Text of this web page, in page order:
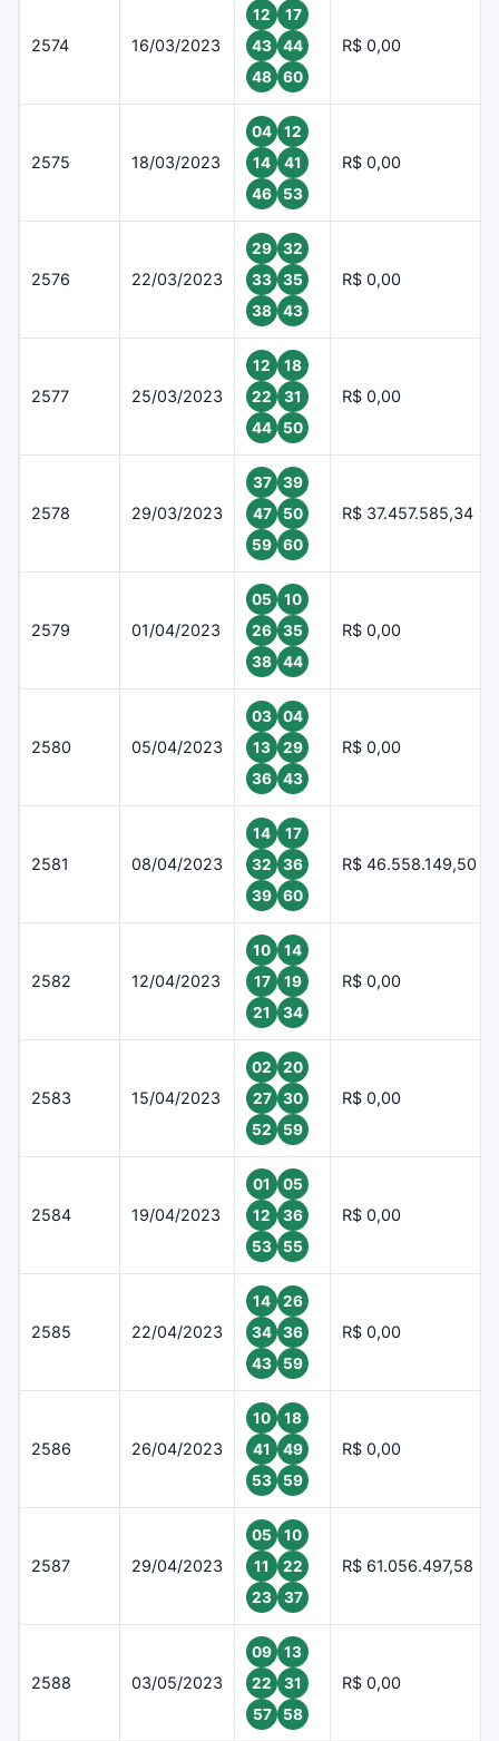
2574 16/03/2023
12
17
43
44
48
60
R$ 0,00
2575 18/03/2023
04
12
14
41
46
53
R$ 0,00
2576 22/03/2023
29
32
33
35
38
43
R$ 0,00
2577 25/03/2023
12
18
22
31
44
50
R$ 0,00
2578 29/03/2023
37
39
47
50
59
60
R$ 37.457.585,34
2579 01/04/2023
05
10
26
35
38
44
R$ 0,00
2580 05/04/2023
03
04
13
29
36
43
R$ 0,00
2581 08/04/2023
14
17
32
36
39
60
R$ 46.558.149,50
2582 12/04/2023
10
14
17
19
21
34
R$ 0,00
2583 15/04/2023
02
20
27
30
52
59
R$ 0,00
2584 19/04/2023
01
05
12
36
53
55
R$ 0,00
2585 22/04/2023
14
26
34
36
43
59
R$ 0,00
2586 26/04/2023
10
18
41
49
53
59
R$ 0,00
2587 29/04/2023
05
10
11
22
23
37
R$ 61.056.497,58
2588 03/05/2023
09
13
22
31
57
58
R$ 0,00